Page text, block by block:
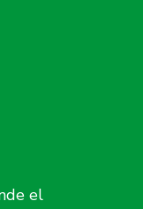
el